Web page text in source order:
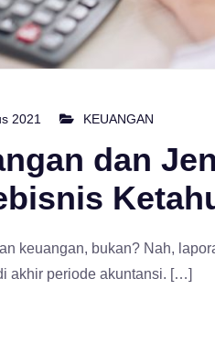
2021 KEUANGAN
dan
keuangan, bukan? Nah,
akhir periode akuntansi. […]